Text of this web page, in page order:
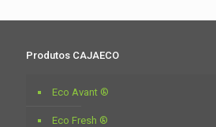
Produtos CAJAECO
Eco Avant ®
Eco Fresh ®